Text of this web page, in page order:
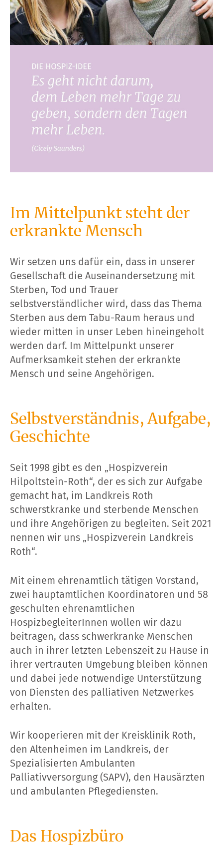
Im Mittelpunkt steht der
erkrankte Mensch
Wir setzen uns dafür ein, dass in unserer
Gesellschaft die Auseinandersetzung mit
Sterben, Tod und Trauer
selbstverständlicher wird, dass das Thema
Sterben aus dem Tabu-Raum heraus und
wieder mitten in unser Leben hineingeholt
werden darf. Im Mittelpunkt unserer
Aufmerksamkeit stehen der erkrankte
Mensch und seine Angehörigen.
Selbstverständnis, Aufgabe,
Geschichte
Seit 1998 gibt es den „Hospizverein
Hilpoltstein-Roth“, der es sich zur Aufgabe
gemacht hat, im Landkreis Roth
schwerstkranke und sterbende Menschen
und ihre Angehörigen zu begleiten. Seit 2021
nennen wir uns „Hospizverein Landkreis
Roth“.
Mit einem ehrenamtlich tätigen Vorstand,
zwei hauptamtlichen Koordinatoren und 58
geschulten ehrenamtlichen
HospizbegleiterInnen wollen wir dazu
beitragen, dass schwerkranke Menschen
auch in ihrer letzten Lebenszeit zu Hause in
ihrer vertrauten Umgebung bleiben können
und dabei jede notwendige Unterstützung
von Diensten des palliativen Netzwerkes
erhalten.
Wir kooperieren mit der Kreisklinik Roth,
den Altenheimen im Landkreis, der
Spezialisierten Ambulanten
Palliativversorgung (SAPV), den Hausärzten
und ambulanten Pflegediensten.
Das Hospizbüro